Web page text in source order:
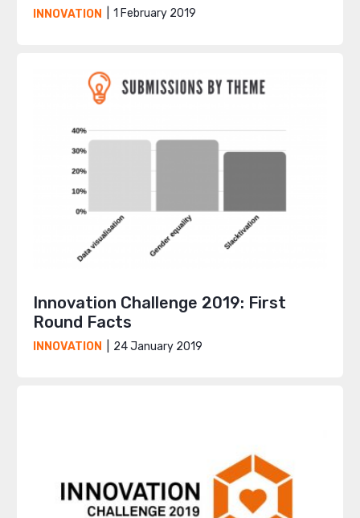
INNOVATION 1 February 2019
Innovation Challenge 2019: First
Round Facts
INNOVATION 24 January 2019